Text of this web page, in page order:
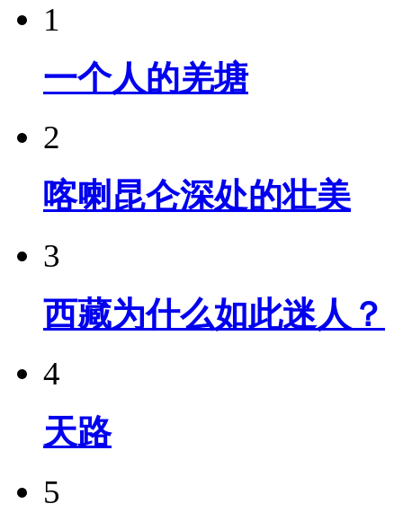
1
一个人的羌塘
2
喀喇昆仑深处的壮美
3
西藏为什么如此迷人？
4
天路
5